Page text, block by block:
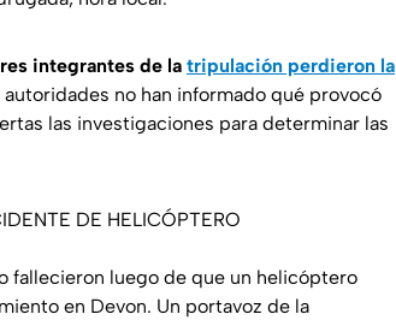
integrantes de la tripulación perdieron la
autoridades no han informado qué provocó
las investigaciones para determinar las
DE HELICÓPTERO
fallecieron luego de que un helicóptero
en Devon. Un portavoz de la